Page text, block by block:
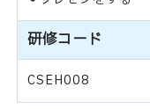
研修コード
CSEH008